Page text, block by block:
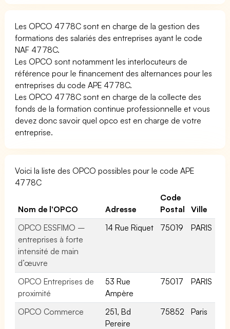
Les OPCO 4778C sont en charge de la gestion des
formations des salariés des entreprises ayant le code
NAF 4778C.
Les OPCO sont notamment les interlocuteurs de
référence pour le financement des alternances pour les
entreprises du code APE 4778C.
Les OPCO 4778C sont en charge de la collecte des
fonds de la formation continue professionnelle et vous
devez donc savoir quel opco est en charge de votre
entreprise.
Voici la liste des OPCO possibles pour le code APE
4778C
Nom de l'OPCO Adresse
Code
Postal
Ville
OPCO ESSFIMO –
entreprises à forte
intensité de main
d’œuvre
14 Rue Riquet 75019 PARIS
OPCO Entreprises de
proximité
53 Rue
Ampère
75017 PARIS
OPCO Commerce
251, Bd
Pereire
75852 Paris